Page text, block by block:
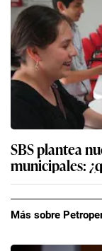
SBS plantea
municipales:
Más sobre